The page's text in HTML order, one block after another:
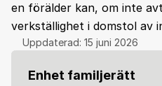
en förälder kan, om inte
verkställighet i domstol av
Uppdaterad: 15 juni 2026
Enhet familjerätt